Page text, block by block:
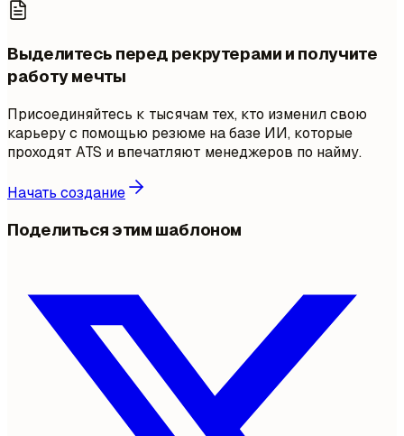
Выделитесь перед рекрутерами и получите
работу мечты
Присоединяйтесь к тысячам тех, кто изменил свою
карьеру с помощью резюме на базе ИИ, которые
проходят ATS и впечатляют менеджеров по найму.
Начать создание
Поделиться этим шаблоном